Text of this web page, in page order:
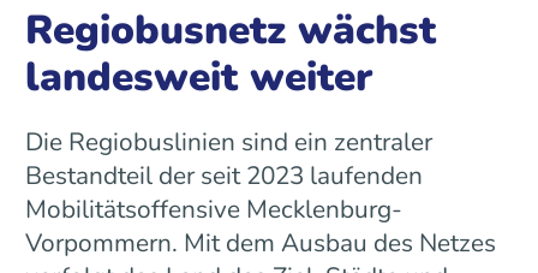
Regiobusnetz wächst
landesweit weiter
Die Regiobuslinien sind ein zentraler
Bestandteil der seit 2023 laufenden
Mobilitätsoffensive Mecklenburg-
Vorpommern. Mit dem Ausbau des Netzes